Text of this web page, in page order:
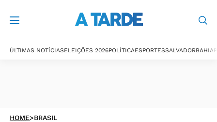
ÚLTIMAS NOTÍCIASELEIÇÕES 2026POLÍTICAESPORTESSALVADORBAHIA
HOME>BRASIL